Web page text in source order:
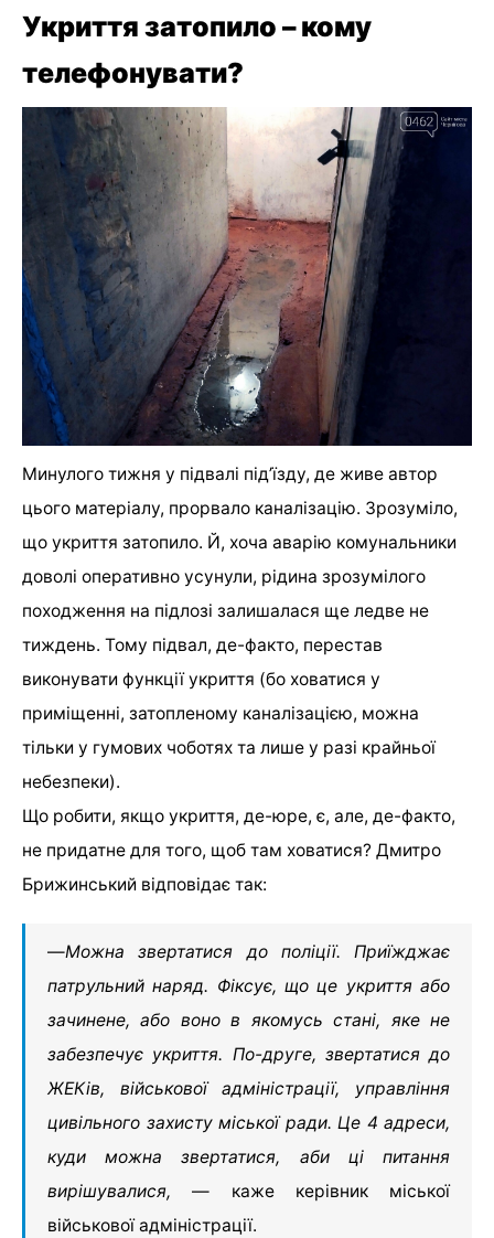
Укриття затопило – кому
телефонувати?
Минулого тижня у підвалі під’їзду, де живе автор
цього матеріалу, прорвало каналізацію. Зрозуміло,
що укриття затопило. Й, хоча аварію комунальники
доволі оперативно усунули, рідина зрозумілого
походження на підлозі залишалася ще ледве не
тиждень. Тому підвал, де-факто, перестав
виконувати функції укриття (бо ховатися у
приміщенні, затопленому каналізацією, можна
тільки у гумових чоботях та лише у разі крайньої
небезпеки).
Що робити, якщо укриття, де-юре, є, але, де-факто,
не придатне для того, щоб там ховатися? Дмитро
Брижинський відповідає так:
—Можна звертатися до поліції. Приїжджає
патрульний наряд. Фіксує, що це укриття або
зачинене, або воно в якомусь стані, яке не
забезпечує укриття. По-друге, звертатися до
ЖЕКів, військової адміністрації, управління
цивільного захисту міської ради. Це 4 адреси,
куди можна звертатися, аби ці питання
вирішувалися, — каже керівник міської
військової адміністрації.